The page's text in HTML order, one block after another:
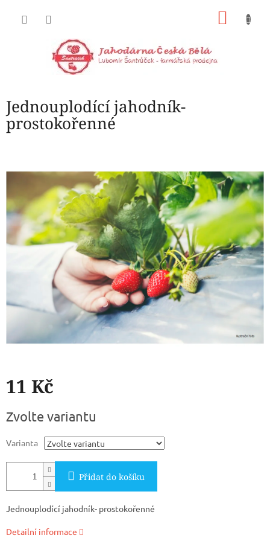
Jednouplodící jahodník-
prostokořenné
11 Kč
cena:
Zvolte variantu
Varianta
Přidat do košíku
Jednouplodící jahodník- prostokořenné
Detailní informace